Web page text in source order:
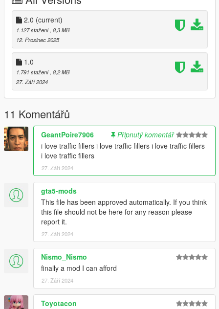
help set it up.
2.0 (current)
1.127 stažení , 8,3 MB
12. Prosinec 2025
1.0
1.791 stažení , 8,2 MB
27. Září 2024
11 Komentářů
GeantPoire7906
Připnutý komentář
i love traffic fillers i love traffic fillers i love traffic fillers
i love traffic fillers
27. Září 2024
gta5-mods
This file has been approved automatically. If you think
this file should not be here for any reason please
report it.
27. Září 2024
Nismo_Nismo
finally a mod I can afford
27. Září 2024
Toyotacon